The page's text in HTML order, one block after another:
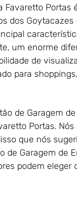
Portas
dos
um enorme
de
para
de Garagem
Portas.
que nós
de Garagem de
podem